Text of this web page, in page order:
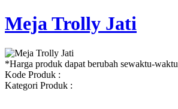
Meja Trolly Jati
*Harga produk dapat berubah sewaktu-waktu
Kode Produk :
Kategori Produk :